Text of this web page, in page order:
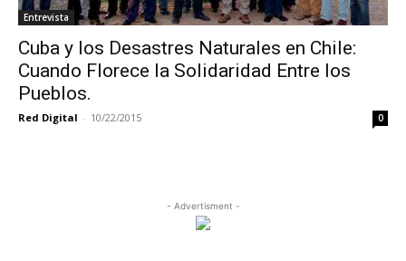
Entrevista
Cuba y los Desastres Naturales en Chile:
Cuando Florece la Solidaridad Entre los
Pueblos.
Red Digital - 10/22/2015 0
- Advertisment -